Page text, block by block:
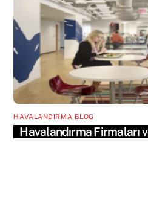
HAVALANDIRMA BLOG
Havalandırma Firmaları